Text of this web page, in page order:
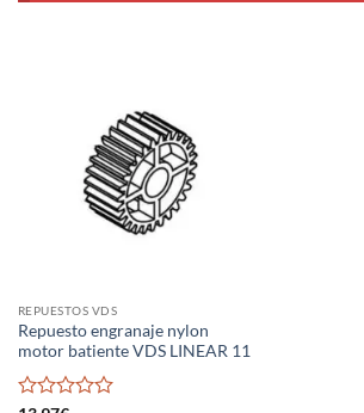
REPUESTOS VDS
Repuesto engranaje nylon
motor batiente VDS LINEAR 11